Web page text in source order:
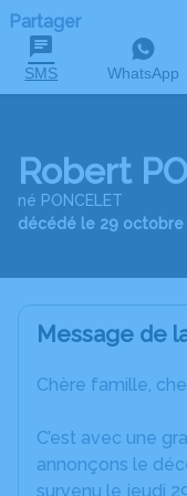
Partager
SMS WhatsApp
Robert
né PONCELET
décédé le 29 octobre
Message de
Chère famille,
C’est avec une
annonçons le
survenu le jeudi